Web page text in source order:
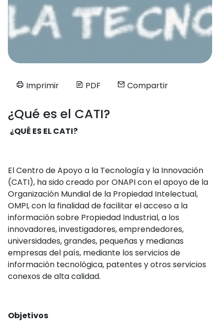
Imprimir PDF Compartir
¿Qué es el CATI?
¿QUÉ ES EL CATI?
El Centro de Apoyo a la Tecnología y la Innovación
(CATI), ha sido creado por ONAPI con el apoyo de la
Organización Mundial de la Propiedad Intelectual,
OMPI, con la finalidad de facilitar el acceso a la
información sobre Propiedad In­dustrial, a los
innovadores, investigadores, emprende­dores,
universidades, grandes, pequeñas y medianas
empresas del país, mediante los servicios de
informa­ción tecnológica, patentes y otros servi­cios
conexos de alta calidad.
Objetivos